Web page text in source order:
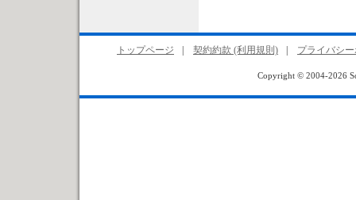
トップページ 契約約款 (利用規則) プライバシ
Copyright © 2004-2026